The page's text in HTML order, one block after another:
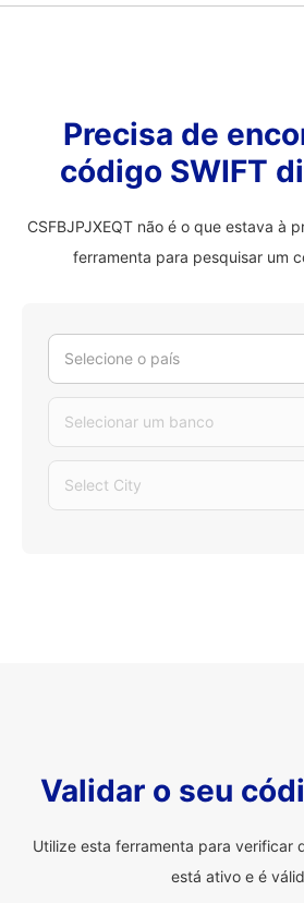
Precisa de
código SWIFT
CSFBJPJXEQT não é o que estava à
ferramenta para pesquisar um
Selecione o país
Selecionar um banco
Select City
Validar o seu
Utilize esta ferramenta para verificar
está ativo e é